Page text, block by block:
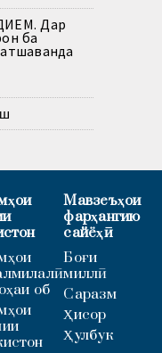
Дар
ба
об
Мавзеъҳои
фарҳангию
сайёҳӣ
Боғи
миллӣ
Саразм
Ҳисор
Ҳулбук